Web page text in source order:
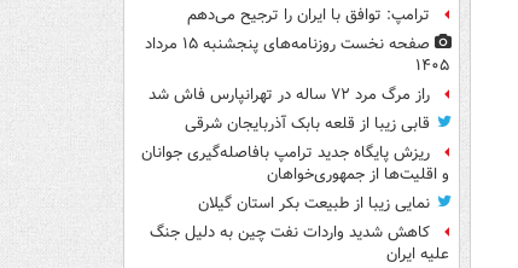
ترامپ: توافق با ایران را ترجیح می‌دهم
صفحه نخست روزنامه‌های پنجشنبه ۱۵ مرداد
۱۴۰۵
راز مرگ مرد ۷۲ ساله در تهرانپارس فاش شد
قابی زیبا از قلعه بابک آذربایجان شرقی
ریزش پایگاه جدید ترامپ بافاصله‌گیری جوانان
و اقلیت‌ها از جمهوری‌خواهان
نمایی زیبا از طبیعت بکر استان گیلان
کاهش شدید واردات نفت چین به دلیل جنگ
علیه ایران